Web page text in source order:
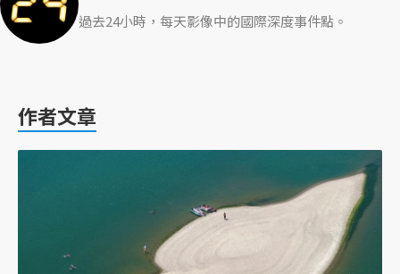
過去24小時，每天影像中的國際深度事件點。
作者文章